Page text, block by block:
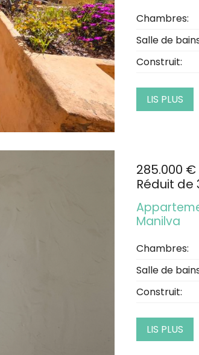
Chambres:
Salle de
Construit:
LIS PLUS
285.000 €
Réduit de
Manilva
Chambres:
Salle de
Construit:
LIS PLUS